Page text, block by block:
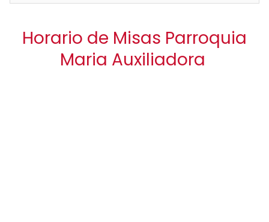
Horario de Misas Parroquia
Maria Auxiliadora